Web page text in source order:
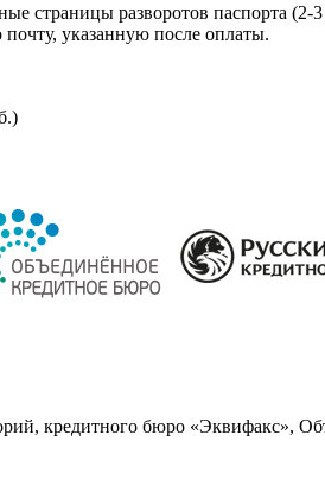
страницы разворотов паспорта
указанную после оплаты.
кредитного бюро «Эквифакс»,